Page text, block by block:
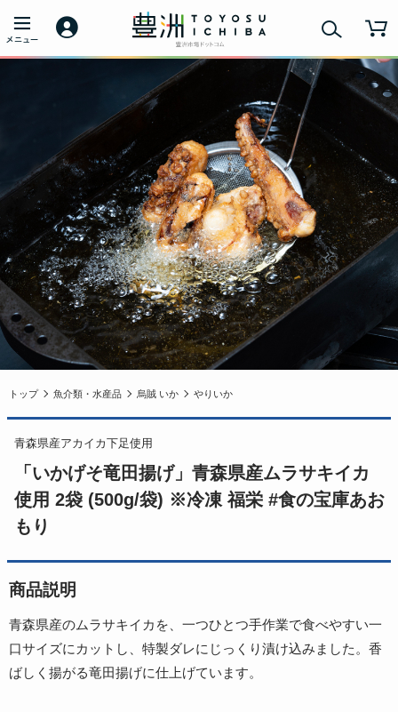
トップ 魚介類・水産品 烏賊 いか やりいか
青森県産アカイカ下足使用
「いかげそ竜田揚げ」青森県産ムラサキイカ
使用 2袋 (500g/袋) ※冷凍 福栄 #食の宝庫あお
もり
商品説明
青森県産のムラサキイカを、一つひとつ手作業で食べやすい一
口サイズにカットし、特製ダレにじっくり漬け込みました。香
ばしく揚がる竜田揚げに仕上げています。